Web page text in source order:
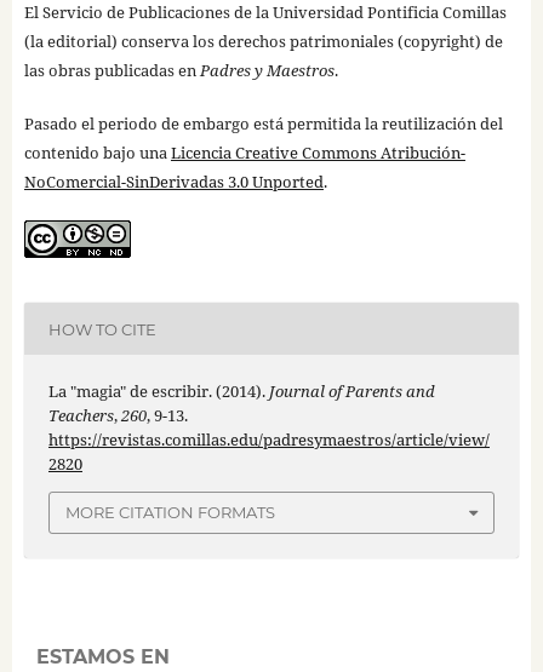
El Servicio de Publicaciones de la Universidad Pontificia Comillas
(la editorial) conserva los derechos patrimoniales (copyright) de
las obras publicadas enPadres y Maestros.
Pasado el periodo de embargo está permitida la reutilización del
contenido bajo unaLicencia Creative Commons Atribución-
NoComercial-SinDerivadas 3.0 Unported.
HOW TO CITE
La "magia" de escribir. (2014). Journal of Parents and
Teachers,260, 9-13.
https://revistas.comillas.edu/padresymaestros/article/view/
2820
MORE CITATION FORMATS
ESTAMOS EN